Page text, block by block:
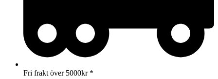
Fri frakt över 5000kr *